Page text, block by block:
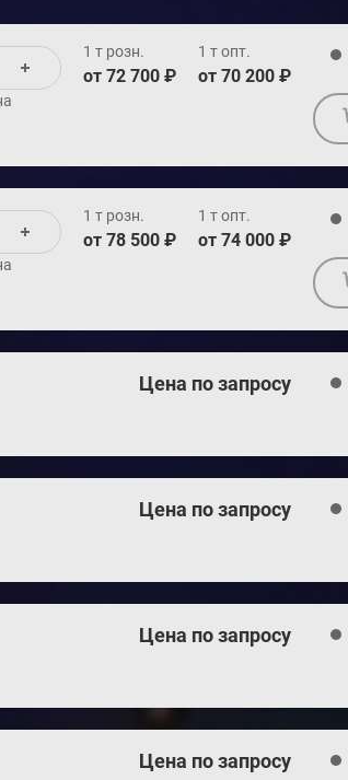
1 т розн.
от 72 700 ₽
1 т опт.
от 70 200 ₽
1 т розн.
от 78 500 ₽
1 т опт.
от 74 000 ₽
Цена по запросу
Цена по запросу
Цена по запросу
Цена по запросу